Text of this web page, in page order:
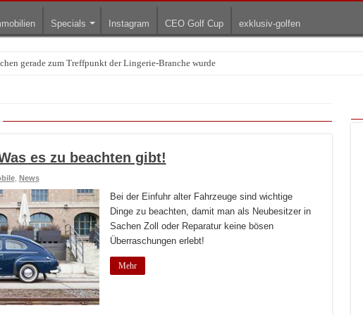
Specials Instagram CEO Golf Cup exklusiv-golfen
gerade zum Treffpunkt der Lingerie-Branche wurde
in München: Warum die rollenden Kunstwerke bis heute einzigartig sind
es zu beachten gibt!
, News
Bei der Einfuhr alter Fahrzeuge sind wichtige
Dinge zu beachten, damit man als Neubesitzer in
Sachen Zoll oder Reparatur keine bösen
Überraschungen erlebt!
Mehr